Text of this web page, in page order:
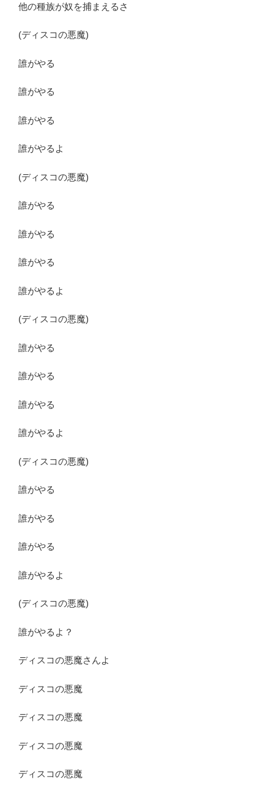
他の種族が奴を捕まえるさ
(ディスコの悪魔)
誰がやる
誰がやる
誰がやる
誰がやるよ
(ディスコの悪魔)
誰がやる
誰がやる
誰がやる
誰がやるよ
(ディスコの悪魔)
誰がやる
誰がやる
誰がやる
誰がやるよ
(ディスコの悪魔)
誰がやる
誰がやる
誰がやる
誰がやるよ
(ディスコの悪魔)
誰がやるよ？
ディスコの悪魔さんよ
ディスコの悪魔
ディスコの悪魔
ディスコの悪魔
ディスコの悪魔